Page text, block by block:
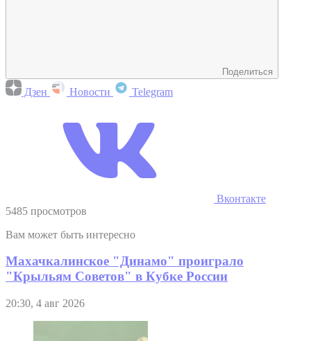
Поделиться
Дзен Новости Telegram
Вконтакте
5485 просмотров
Вам может быть интересно
Махачкалинское "Динамо" проиграло
"Крыльям Советов" в Кубке России
20:30, 4 авг 2026